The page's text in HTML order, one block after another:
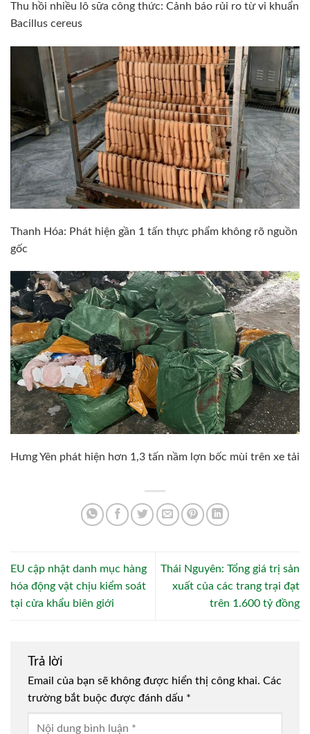
Thu hồi nhiều lô sữa công thức: Cảnh báo rủi ro từ vi khuẩn
Bacillus cereus
Thanh Hóa: Phát hiện gần 1 tấn thực phẩm không rõ nguồn
gốc
Hưng Yên phát hiện hơn 1,3 tấn nầm lợn bốc mùi trên xe tải
EU cập nhật danh mục hàng
hóa động vật chịu kiểm soát
tại cửa khẩu biên giới
Thái Nguyên: Tổng giá trị sản
xuất của các trang trại đạt
trên 1.600 tỷ đồng
Trả lời
Email của bạn sẽ không được hiển thị công khai. Các
trường bắt buộc được đánh dấu *